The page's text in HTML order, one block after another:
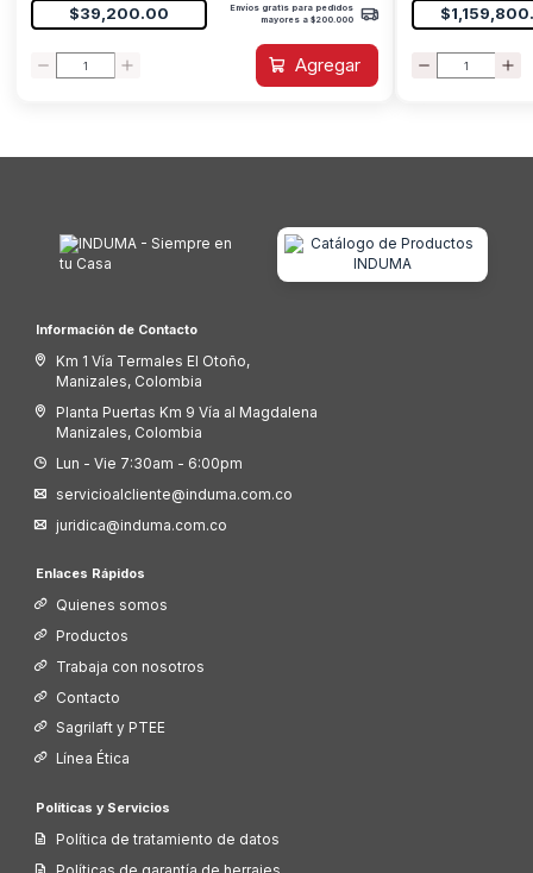
$39,200.00
Envíos gratis para pedidos
mayores a $200.000
Agregar
Información de Contacto
Km 1 Vía Termales El Otoño,
Manizales, Colombia
Planta Puertas Km 9 Vía al Magdalena
Manizales, Colombia
Lun - Vie 7:30am - 6:00pm
servicioalcliente@induma.com.co
juridica@induma.com.co
Enlaces Rápidos
Quienes somos
Productos
Trabaja con nosotros
Contacto
Sagrilaft y PTEE
Línea Ética
Políticas y Servicios
Política de tratamiento de datos